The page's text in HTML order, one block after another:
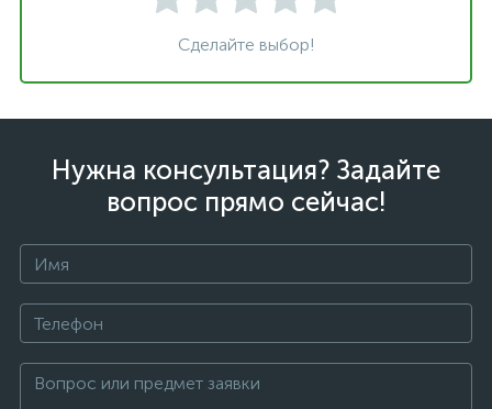
Сделайте выбор!
Нужна консультация? Задайте
вопрос прямо сейчас!